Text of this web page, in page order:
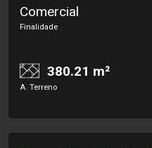
Comercial
Finalidade
380.21 m²
A. Terreno